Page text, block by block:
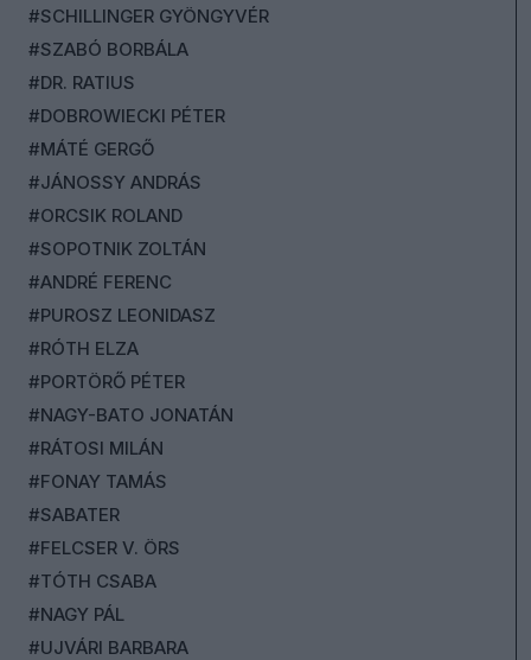
#SCHILLINGER GYÖNGYVÉR
#SZABÓ BORBÁLA
#DR. RATIUS
#DOBROWIECKI PÉTER
#MÁTÉ GERGŐ
#JÁNOSSY ANDRÁS
#ORCSIK ROLAND
#SOPOTNIK ZOLTÁN
#ANDRÉ FERENC
#PUROSZ LEONIDASZ
#RÓTH ELZA
#PORTÖRŐ PÉTER
#NAGY-BATO JONATÁN
#RÁTOSI MILÁN
#FONAY TAMÁS
#SABATER
#FELCSER V. ÖRS
#TÓTH CSABA
#NAGY PÁL
#UJVÁRI BARBARA